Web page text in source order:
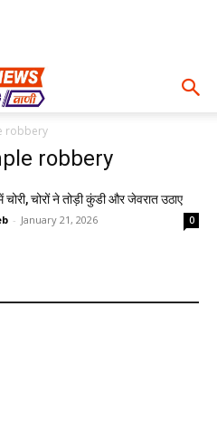
robbery
robbery
चोरों ने तोड़ी कुंडी और जेवरात उठाए
- January 21, 2026 0